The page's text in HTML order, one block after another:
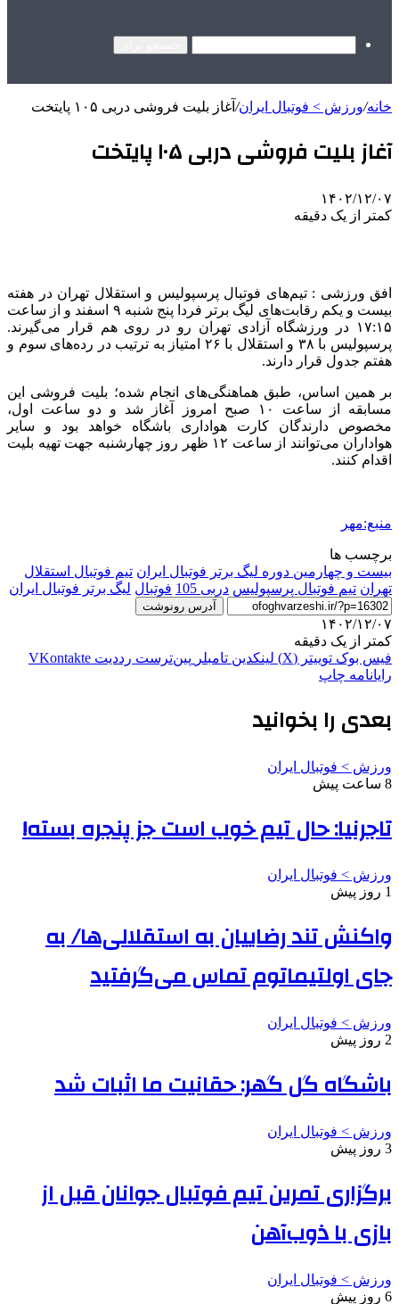
خانه/ورزش > فوتبال ایران/ آغاز بلیت فروشی دربی ۱۰۵ پایتخت
آغاز بلیت فروشی دربی ۱۰۵ پایتخت
۱۴۰۲/۱۲/۰۷
کمتر از یک دقیقه
افق ورزشی : تیم‌های فوتبال پرسپولیس و استقلال تهران در هفته
بیست و یکم رقابت‌های لیگ برتر فردا پنج شنبه ۹ اسفند و از ساعت
۱۷:۱۵ در ورزشگاه آزادی تهران رو در روی هم قرار می‌گیرند.
پرسپولیس با ۳۸ و استقلال با ۲۶ امتیاز به ترتیب در رده‌های سوم و
هفتم جدول قرار دارند.
بر همین اساس، طبق هماهنگی‌های انجام شده؛ بلیت فروشی این
مسابقه از ساعت ۱۰ صبح امروز آغاز شد و دو ساعت اول،
مخصوص دارندگان کارت هواداری باشگاه خواهد بود و سایر
هواداران می‌توانند از ساعت ۱۲ ظهر روز چهارشنبه جهت تهیه بلیت
اقدام کنند.
منبع:مهر
برچسب ها
بیست و چهارمین دوره لیگ برتر فوتبال ایران تیم فوتبال استقلال
تهران تیم فوتبال پرسپولیس دربی 105 فوتبال لیگ برتر فوتبال ایران
آدرس رونوشت
۱۴۰۲/۱۲/۰۷
کمتر از یک دقیقه
فیس بوک توییتر (X) لینکدین ‫تامبلر ‫پین‌ترست ‫رددیت ‫VKontakte
رایانامه چاپ
بعدی را بخوانید
ورزش > فوتبال ایران
8 ساعت پیش
تاجرنیا: حال تیم خوب است جز پنجره بسته!
ورزش > فوتبال ایران
1 روز پیش
واکنش تند رضاییان به استقلالی‌ها/ به
جای اولتیماتوم تماس می‌گرفتید
ورزش > فوتبال ایران
2 روز پیش
باشگاه گل گهر: حقانیت ما اثبات شد
ورزش > فوتبال ایران
3 روز پیش
برگزاری تمرین تیم فوتبال جوانان قبل از
بازی با ذوب‌آهن
ورزش > فوتبال ایران
6 روز پیش